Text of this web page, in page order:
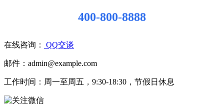
400-800-8888
在线咨询： QQ交谈
邮件：admin@example.com
工作时间：周一至周五，9:30-18:30，节假日休息